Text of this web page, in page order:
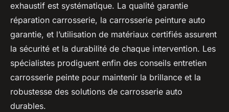
exhaustif est systématique. La qualité garantie
réparation carrosserie, la carrosserie peinture auto
garantie, et l’utilisation de matériaux certifiés assurent
la sécurité et la durabilité de chaque intervention. Les
spécialistes prodiguent enfin des conseils entretien
carrosserie peinte pour maintenir la brillance et la
robustesse des solutions de carrosserie auto
durables.